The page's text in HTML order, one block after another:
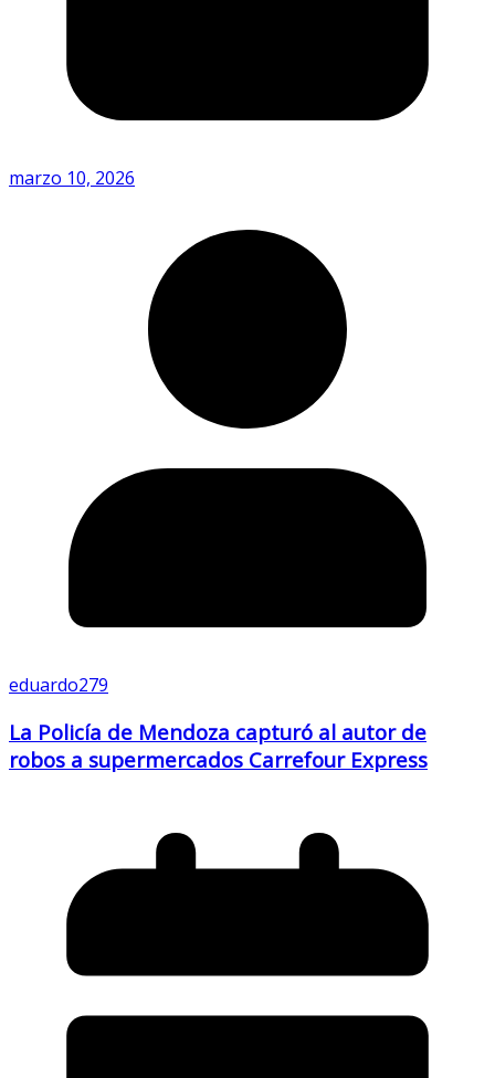
marzo 10, 2026
eduardo279
La Policía de Mendoza capturó al autor de
robos a supermercados Carrefour Express